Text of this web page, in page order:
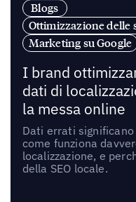
Blogs
Ottimizzazione delle
Marketing su Google
I brand
dati di
la messa online
Dati errati
come funziona
localizzazione, e
della SEO locale.